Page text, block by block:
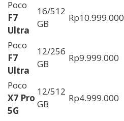
Poco
F7
Ultra
16/512
GB
Rp10.999.000
Poco
F7
Ultra
12/256
GB
Rp9.999.000
Poco
X7 Pro
5G
12/512
GB
Rp4.999.000